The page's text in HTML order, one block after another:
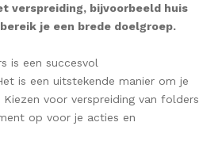
verspreiding, bijvoorbeeld huis
je een brede doelgroep.
is een succesvol
is een uitstekende manier om je
voor verspreiding van folders
op voor je acties en